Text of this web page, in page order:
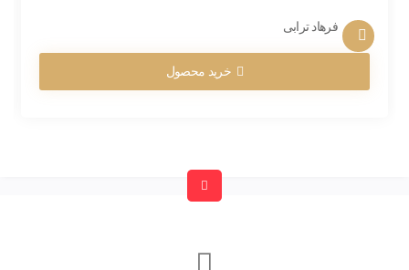
فرهاد ترابی
خرید محصول